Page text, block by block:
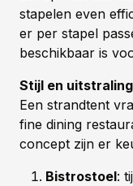
stapelen even
er per stapel
beschikbaar is
Stijl en
Een strandtent
fine dining
concept zijn er
Bistrostoel: